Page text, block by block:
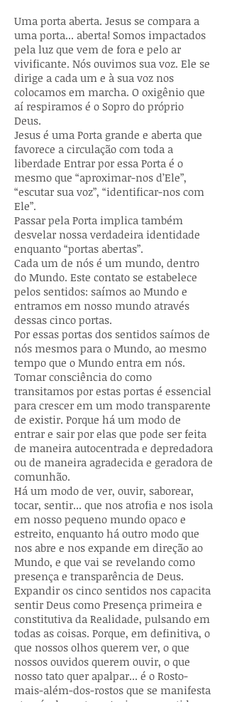
Uma porta aberta. Jesus se compara a
uma porta... aberta! Somos impactados
pela luz que vem de fora e pelo ar
vivificante. Nós ouvimos sua voz. Ele se
dirige a cada um e à sua voz nos
colocamos em marcha. O oxigênio que
aí respiramos é o Sopro do próprio
Deus.
Jesus é uma Porta grande e aberta que
favorece a circulação com toda a
liberdade Entrar por essa Porta é o
mesmo que “aproximar-nos d’Ele”,
“escutar sua voz”, “identificar-nos com
Ele”.
Passar pela Porta implica também
desvelar nossa verdadeira identidade
enquanto “portas abertas”.
Cada um de nós é um mundo, dentro
do Mundo. Este contato se estabelece
pelos sentidos: saímos ao Mundo e
entramos em nosso mundo através
dessas cinco portas.
Por essas portas dos sentidos saímos de
nós mesmos para o Mundo, ao mesmo
tempo que o Mundo entra em nós.
Tomar consciência do como
transitamos por estas portas é essencial
para crescer em um modo transparente
de existir. Porque há um modo de
entrar e sair por elas que pode ser feita
de maneira autocentrada e depredadora
ou de maneira agradecida e geradora de
comunhão.
Há um modo de ver, ouvir, saborear,
tocar, sentir... que nos atrofia e nos isola
em nosso pequeno mundo opaco e
estreito, enquanto há outro modo que
nos abre e nos expande em direção ao
Mundo, e que vai se revelando como
presença e transparência de Deus.
Expandir os cinco sentidos nos capacita
sentir Deus como Presença primeira e
constitutiva da Realidade, pulsando em
todas as coisas. Porque, em definitiva, o
que nossos olhos querem ver, o que
nossos ouvidos querem ouvir, o que
nosso tato quer apalpar... é o Rosto-
mais-além-dos-rostos que se manifesta